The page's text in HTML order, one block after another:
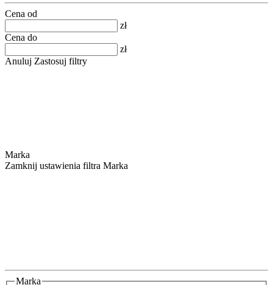
Cena od
zł
Cena do
zł
Anuluj Zastosuj filtry
Marka
Zamknij ustawienia filtra Marka
Marka